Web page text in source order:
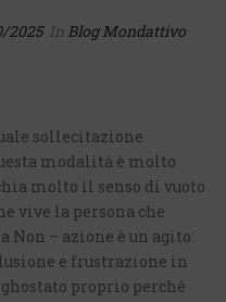
2025 In Blog Mondattivo
sollecitazione
modalità è molto
molto il senso di vuoto
vive la persona che
Non – azione è un agito:
e frustrazione in
proprio perché